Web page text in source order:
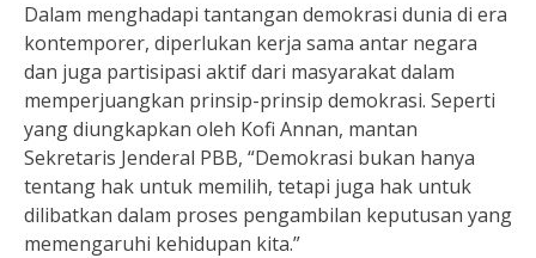
Dalam menghadapi tantangan demokrasi dunia di era
kontemporer, diperlukan kerja sama antar negara
dan juga partisipasi aktif dari masyarakat dalam
memperjuangkan prinsip-prinsip demokrasi. Seperti
yang diungkapkan oleh Kofi Annan, mantan
Sekretaris Jenderal PBB, “Demokrasi bukan hanya
tentang hak untuk memilih, tetapi juga hak untuk
dilibatkan dalam proses pengambilan keputusan yang
memengaruhi kehidupan kita.”